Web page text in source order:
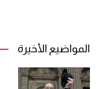
المواضيع الأخيرة